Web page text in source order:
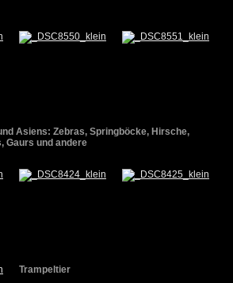
Asiens: Zebras, Springböcke, Hirsche,
Gaurs und andere
Trampeltier